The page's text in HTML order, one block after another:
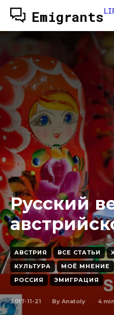
Emigrants
Русский
АВСТРИЯ ВСЕ СТАТЬИ
КУЛЬТУРА
МОЁ МНЕНИЕ
РОССИЯ
ЭМИГРАЦИЯ
2017-11-21 By Anatoly 4